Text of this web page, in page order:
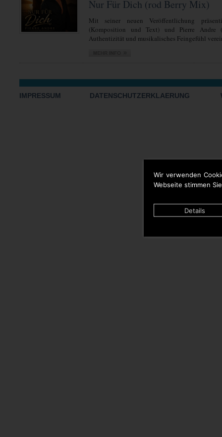
Wir verwenden
Webseite stimmen
Details
Nur Für Dich (rod Berry Mix)
Mit seiner neuen Veröffentlichung
(Komposition und Text) und Pierre Andre
Authentizität und musikalisches Feingefühl
IMPRESSUM DATENSCHUTZERKLAERUNG